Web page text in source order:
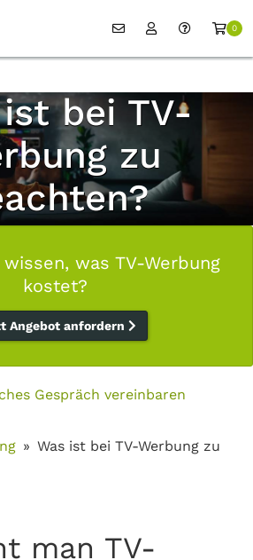
0
bei TV-
zu
was TV-Werbung
kostet?
Angebot anfordern
Gespräch vereinbaren
Was ist bei TV-Werbung zu
man TV-